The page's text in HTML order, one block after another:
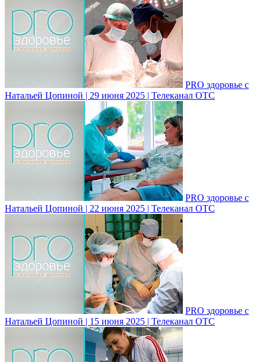
PRO здоровье с
Натальей Цопиной | 29 июня 2025 | Телеканал ОТС
PRO здоровье с
Натальей Цопиной | 22 июня 2025 | Телеканал ОТС
PRO здоровье с
Натальей Цопиной | 15 июня 2025 | Телеканал ОТС